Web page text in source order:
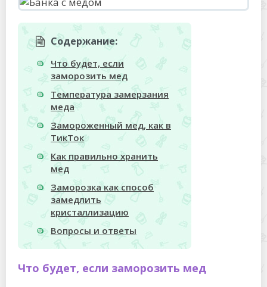
Содержание:
Что будет, если
заморозить мед
Температура замерзания
меда
Замороженный мед, как в
ТикТок
Как правильно хранить
мед
Заморозка как способ
замедлить
кристаллизацию
Вопросы и ответы
Что будет, если заморозить мед